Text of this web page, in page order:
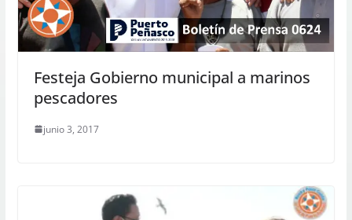
Festeja Gobierno municipal a marinos
pescadores
junio 3, 2017